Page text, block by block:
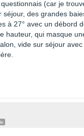
(car je
des grandes
à 27° avec un débord
hauteur, qui masque
vide sur séjour